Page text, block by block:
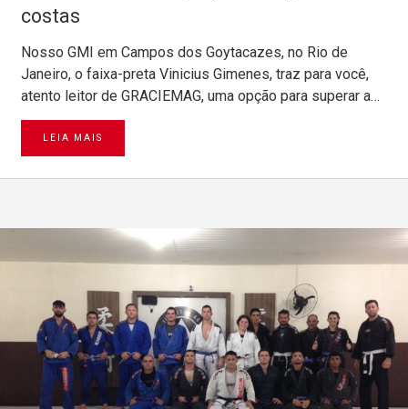
costas
Nosso GMI em Campos dos Goytacazes, no Rio de
Janeiro, o faixa-preta Vinicius Gimenes, traz para você,
atento leitor de GRACIEMAG, uma opção para superar a…
LEIA MAIS